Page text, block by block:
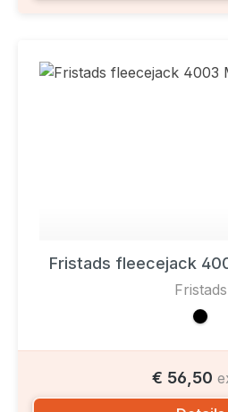
Fristads fleecejack
Fristads
€ 56,50